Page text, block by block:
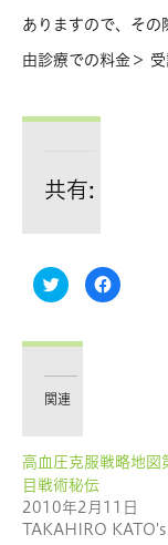
ありますので、その
由診療での料金＞ 受
共有:
ク
リ
て
で
有
ウ
ィ
ン
ド
ウ
で
開
Facebook
で
て
く
い
(新
し
関連
高血圧克服戦略地図
目戦術秘伝
2010年2月11日
TAKAHIRO